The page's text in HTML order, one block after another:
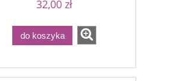
32,00 zł
do koszyka